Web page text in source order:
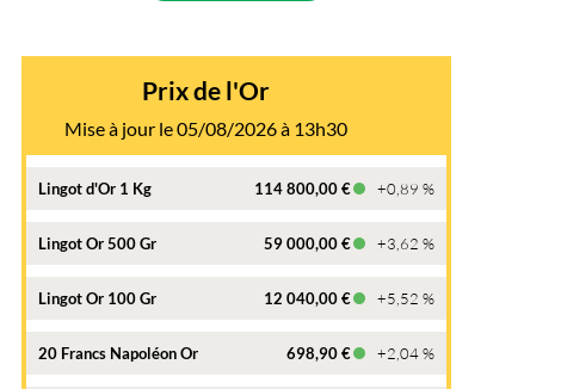
Prix de l'Or
Mise à jour le 05/08/2026 à 13h30
Lingot d'Or 1 Kg 114 800,00 € +0,89 %
Lingot Or 500 Gr 59 000,00 € +3,62 %
Lingot Or 100 Gr 12 040,00 € +5,52 %
20 Francs Napoléon Or 698,90 € +2,04 %